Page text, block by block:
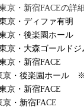
京・新宿FACEの詳
京・ディファ有明
京・後楽園ホール
京・大森ゴールド
京・新宿FACE
京・後楽園ホール
京・新宿FACE
京・新宿FACE